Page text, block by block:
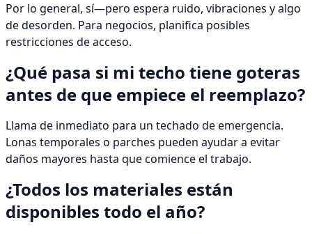
Por lo general, sí—pero espera ruido, vibraciones y algo
de desorden. Para negocios, planifica posibles
restricciones de acceso.
¿Qué pasa si mi techo tiene goteras
antes de que empiece el reemplazo?
Llama de inmediato para un techado de emergencia.
Lonas temporales o parches pueden ayudar a evitar
daños mayores hasta que comience el trabajo.
¿Todos los materiales están
disponibles todo el año?